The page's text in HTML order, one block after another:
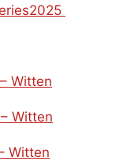
Witten
Witten
Witten